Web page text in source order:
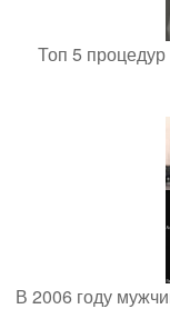
Топ 5
В 2006 году